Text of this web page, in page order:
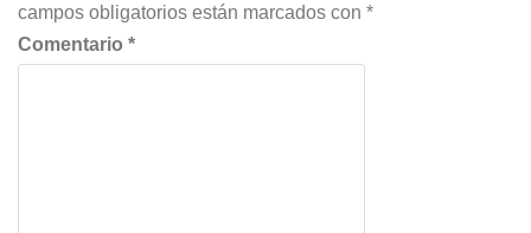
campos obligatorios están marcados con *
Comentario *